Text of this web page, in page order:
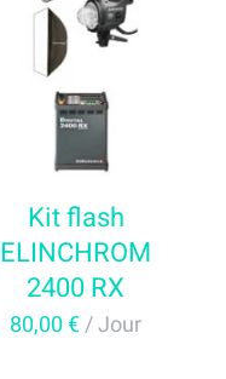
était :
160,00 €
AJOUTER AU PANIER
DÉTAILS
Kit flash
ELINCHROM
2400 RX
80,00€/ Jour